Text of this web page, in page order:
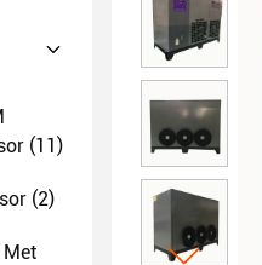
(11)
(2)